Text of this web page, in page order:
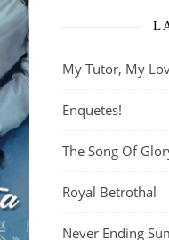
My Tutor, My
Enquetes!
The Song Of
Royal Betrothal
Never Ending